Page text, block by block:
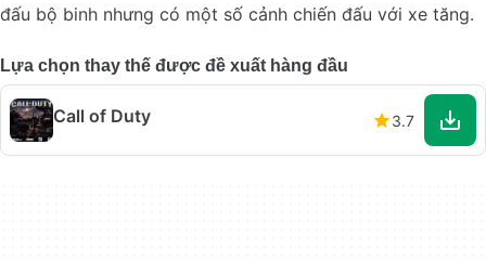
đấu bộ binh nhưng có một số cảnh chiến đấu với xe tăng.
Lựa chọn thay thế được đề xuất hàng đầu
Call of Duty 3.7